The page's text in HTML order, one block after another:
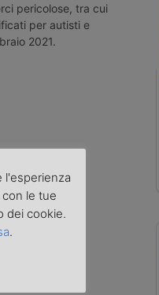
pericolose, tra cui
per autisti e
2021.
l'esperienza
le tue
dei cookie.
.